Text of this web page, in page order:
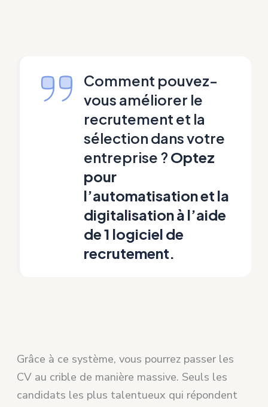
Comment pouvez-
vous améliorer le
recrutement et la
sélection dans votre
entreprise ? Optez
pour
l’automatisation et la
digitalisation à l’aide
de 1 logiciel de
recrutement.
Grâce à ce système, vous pourrez passer les
CV au crible de manière massive. Seuls les
candidats les plus talentueux qui répondent